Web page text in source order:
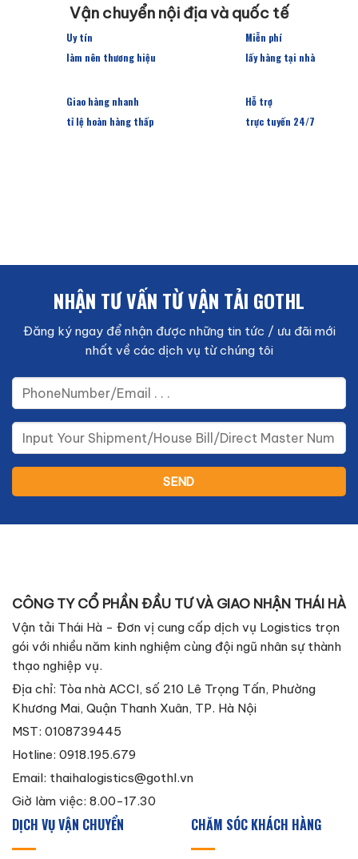
Vận chuyển nội địa và quốc tế
Uy tín
làm nên thương hiệu
Miễn phí
lấy hàng tại nhà
Giao hàng nhanh
tỉ lệ hoàn hàng thấp
Hỗ trợ
trực tuyến 24/7
NHẬN TƯ VẤN TỪ VẬN TẢI GOTHL
Đăng ký ngay để nhận được những tin tức / ưu đãi mới
nhất về các dịch vụ từ chúng tôi
CÔNG TY CỔ PHẦN ĐẦU TƯ VÀ GIAO NHẬN THÁI HÀ
Vận tải Thái Hà - Đơn vị cung cấp dịch vụ Logistics trọn
gói với nhiều năm kinh nghiệm cùng đội ngũ nhân sự thành
thạo nghiệp vụ.
Địa chỉ: Tòa nhà ACCI, số 210 Lê Trọng Tấn, Phường
Khương Mai, Quận Thanh Xuân, TP. Hà Nội
MST: 0108739445
Hotline: 0918.195.679
Email: thaihalogistics@gothl.vn
Giờ làm việc: 8.00-17.30
DỊCH VỤ VẬN CHUYỂN CHĂM SÓC KHÁCH HÀNG